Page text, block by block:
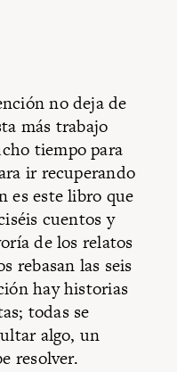
no deja de
más trabajo
tiempo para
ir recuperando
es este libro que
cuentos y
de los relatos
rebasan las seis
hay historias
todas se
algo, un
resolver.